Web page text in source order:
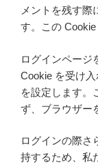
メントを残す際
す。この Cookie
ログインページ
Cookie を受け
を設定します。
ず、ブラウザー
ログインの際さ
持するため、私